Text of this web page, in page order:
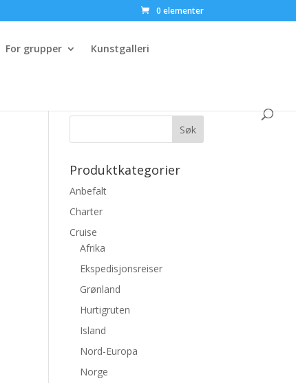
0 elementer
For grupper Kunstgalleri
Produktkategorier
Anbefalt
Charter
Cruise
Afrika
Ekspedisjonsreiser
Grønland
Hurtigruten
Island
Nord-Europa
Norge